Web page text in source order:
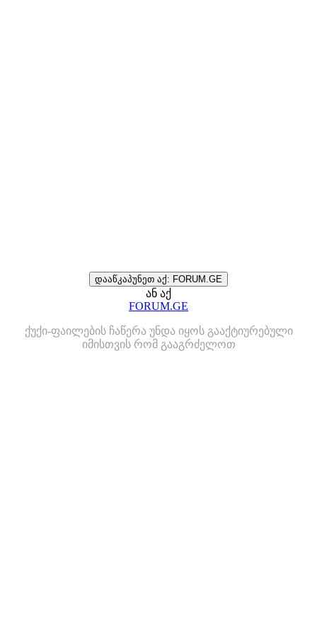
დააწკაპუნეთ აქ: FORUM.GE
ან აქ
FORUM.GE
ქუქი-ფაილების ჩაწერა უნდა იყოს გააქტიურებული
იმისთვის რომ გააგრძელოთ